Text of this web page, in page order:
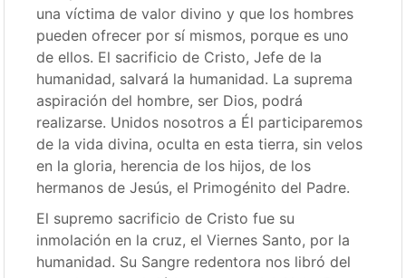
una víctima de valor divino y que los hombres
pueden ofrecer por sí mismos, porque es uno
de ellos. El sacrificio de Cristo, Jefe de la
humanidad, salvará la humanidad. La suprema
aspiración del hombre, ser Dios, podrá
realizarse. Unidos nosotros a Él participaremos
de la vida divina, oculta en esta tierra, sin velos
en la gloria, herencia de los hijos, de los
hermanos de Jesús, el Primogénito del Padre.
El supremo sacrificio de Cristo fue su
inmolación en la cruz, el Viernes Santo, por la
humanidad. Su Sangre redentora nos libró del